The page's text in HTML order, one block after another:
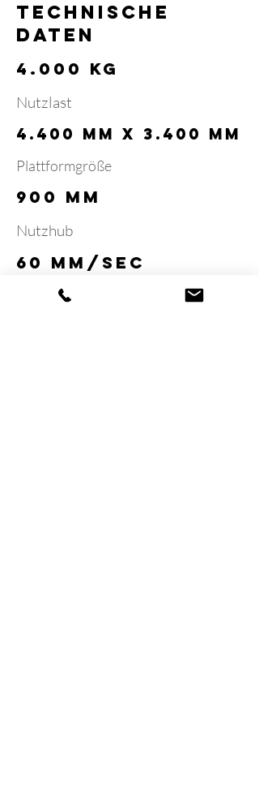
TECHNISCHE
DATEN
4.000 kg
Nutzlast
4.400 mm x 3.400 mm
Plattformgröße
900 mm
Nutzhub
60 mm/Sec
Hub-und Senkzeit